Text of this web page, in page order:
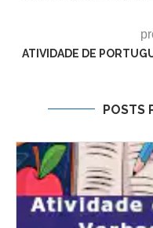
ATIVIDADE DE
POSTS